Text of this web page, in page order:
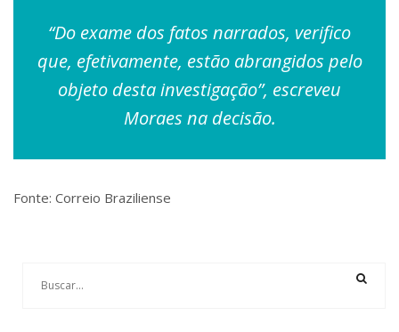
“Do exame dos fatos narrados, verifico
que, efetivamente, estão abrangidos pelo
objeto desta investigação”, escreveu
Moraes na decisão.
Fonte: Correio Braziliense